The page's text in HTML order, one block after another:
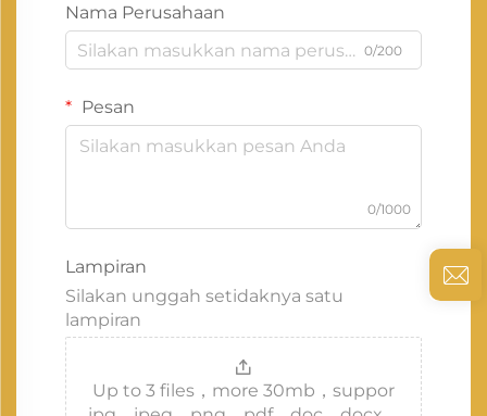
Nama Perusahaan
0/200
Pesan
0/1000
Lampiran
Silakan unggah setidaknya satu
lampiran
Up to 3 files，more 30mb，suppor